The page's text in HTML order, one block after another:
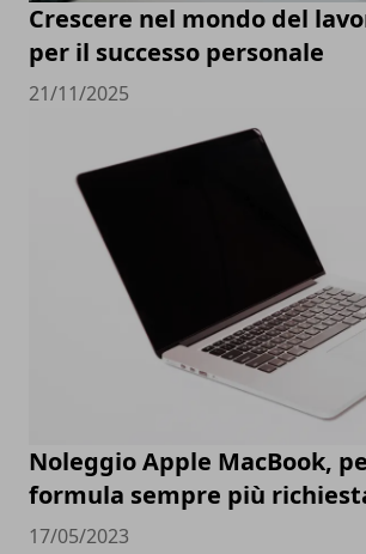
Crescere nel mondo del
per il successo personale
21/11/2025
Noleggio Apple MacBook,
formula sempre più
17/05/2023